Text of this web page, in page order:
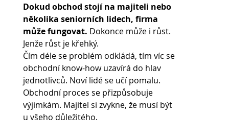
Dokud obchod stojí na majiteli nebo
několika seniorních lidech, firma
může fungovat. Dokonce může i růst.
Jenže růst je křehký.
Čím déle se problém odkládá, tím víc se
obchodní know-how uzavírá do hlav
jednotlivců. Noví lidé se učí pomalu.
Obchodní proces se přizpůsobuje
výjimkám. Majitel si zvykne, že musí být
u všeho důležitého.